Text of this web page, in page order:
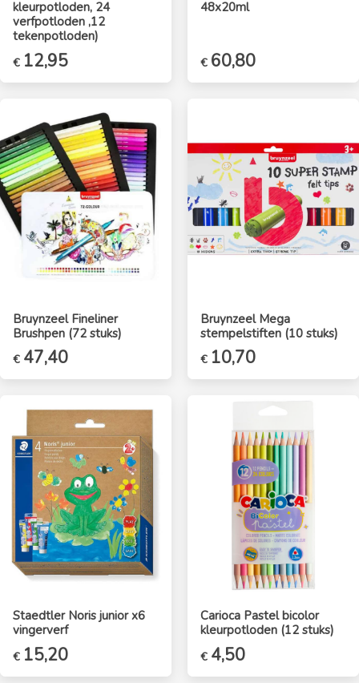
kleurpotloden, 24
verfpotloden ,12
tekenpotloden)
€ 12,95
48x20ml
€ 60,80
Bruynzeel Fineliner
Brushpen (72 stuks)
€ 47,40
Bruynzeel Mega
stempelstiften (10 stuks)
€ 10,70
Staedtler Noris junior x6
vingerverf
€ 15,20
Carioca Pastel bicolor
kleurpotloden (12 stuks)
€ 4,50